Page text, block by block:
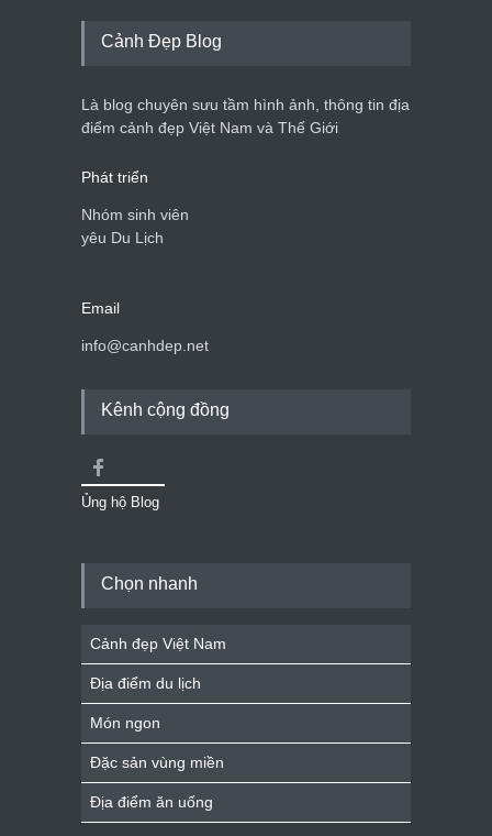
du lịch quốc gia
Cảnh đẹp Việt Nam 24/04/2020
Cảnh Đẹp Blog
Là blog chuyên sưu tầm hình ảnh, thông tin địa
điểm cảnh đẹp Việt Nam và Thế Giới
Phát triển
Nhóm sinh viên
yêu Du Lịch
Email
info@canhdep.net
Kênh cộng đồng
Ủng hộ Blog
Chọn nhanh
Cảnh đẹp Việt Nam
Địa điểm du lịch
Món ngon
Đặc sản vùng miền
Địa điểm ăn uống